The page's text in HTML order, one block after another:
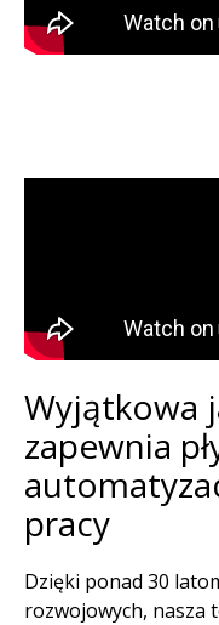
Wyjątkowa
zapewnia
pracy​
Dzięki ponad 30
rozwojowych, nasza